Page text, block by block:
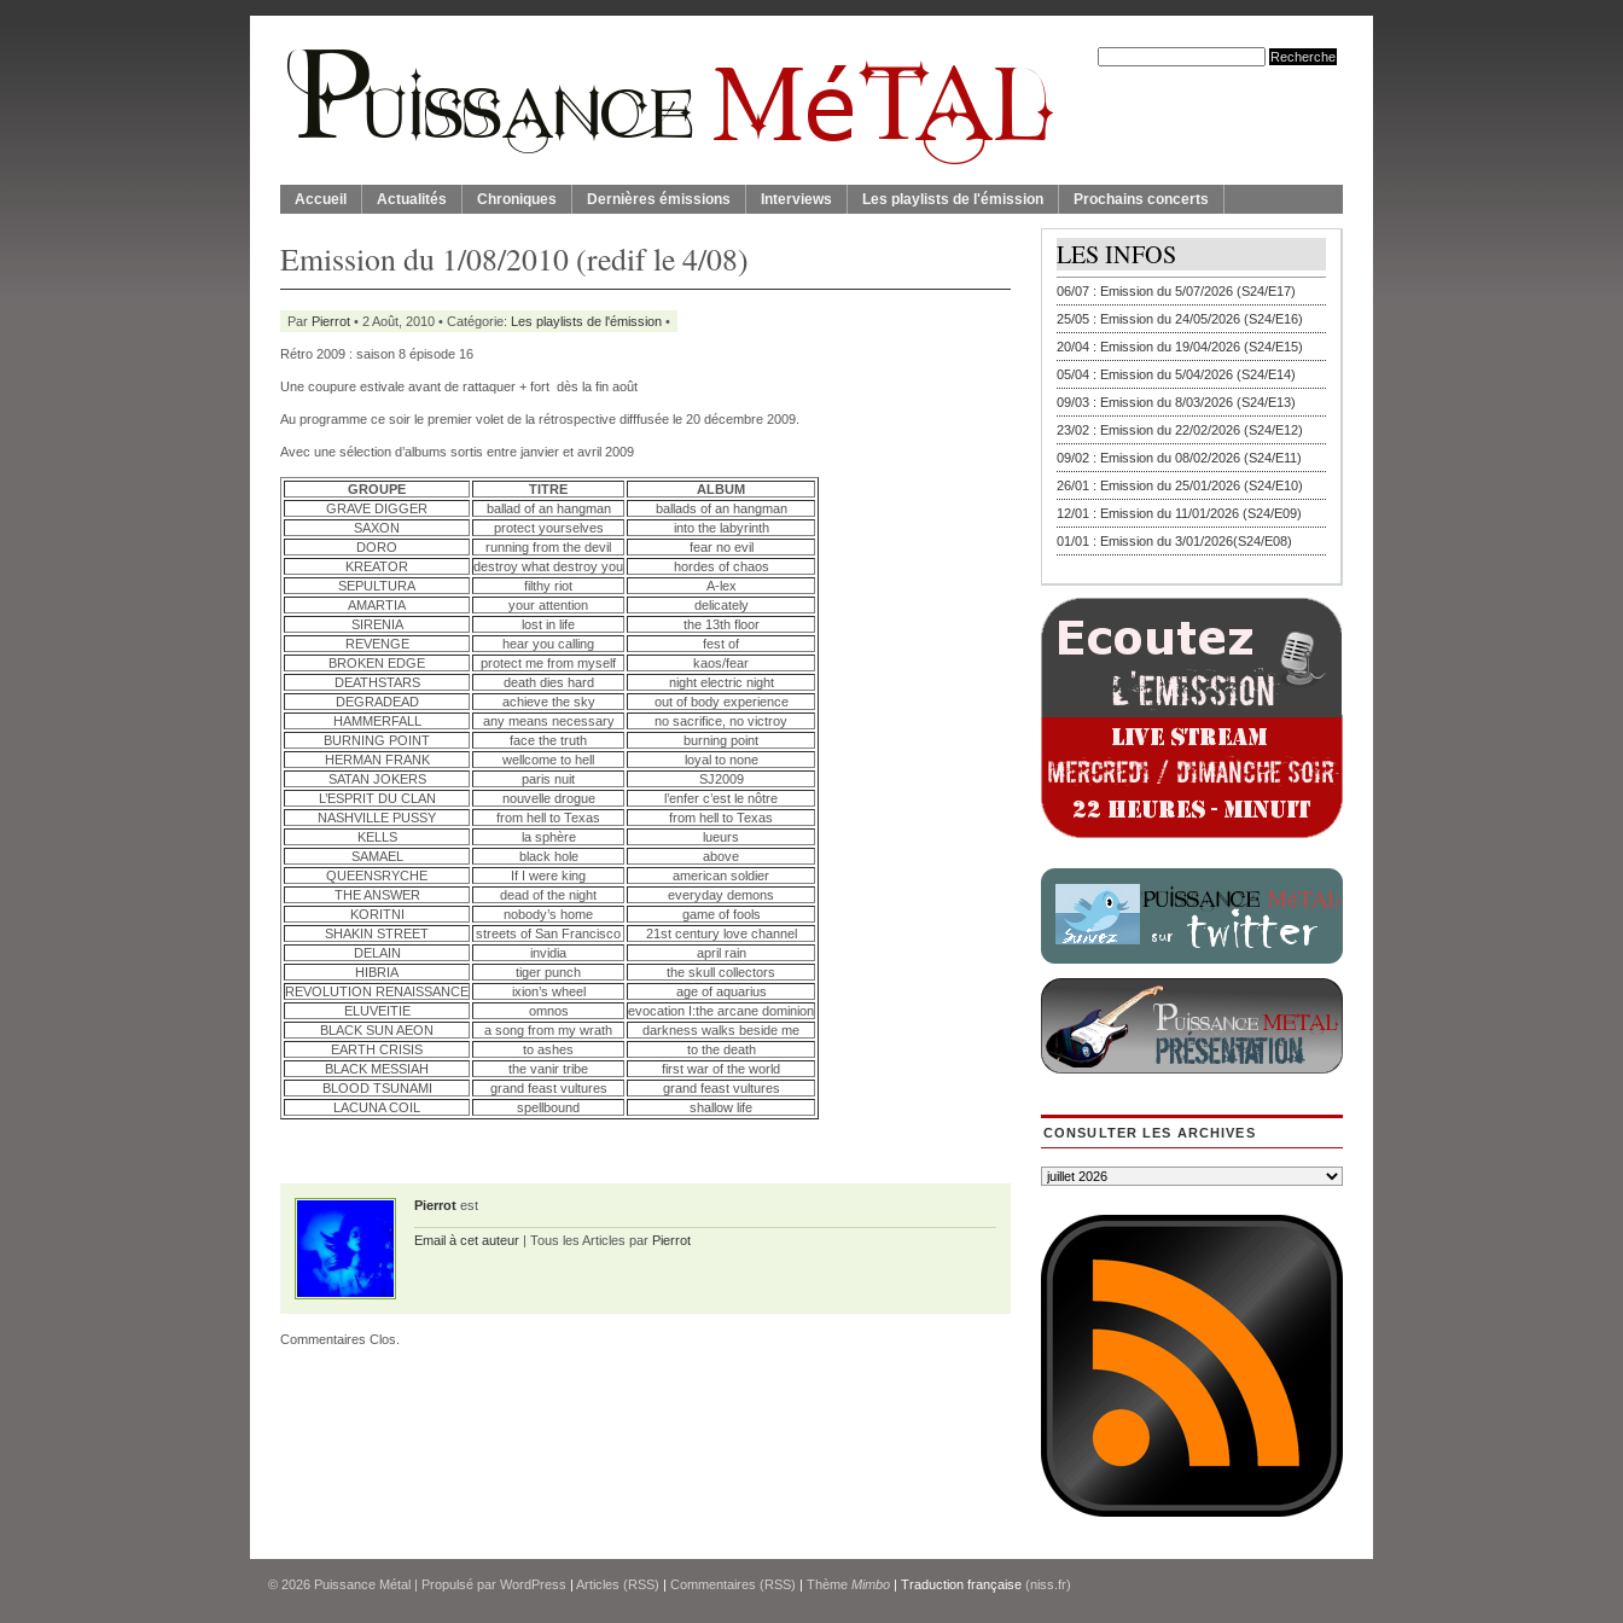
Accueil Actualités Chroniques Dernières émissions Interviews Les playlists de l'émission Prochains concerts
Emission du 1/08/2010 (redif le 4/08)
Par Pierrot • 2 Août, 2010 • Catégorie: Les playlists de l'émission •
Rétro 2009 : saison 8 épisode 16
Une coupure estivale avant de rattaquer + fort dès la fin août
Au programme ce soir le premier volet de la rétrospective difffusée le 20 décembre 2009.
Avec une sélection d’albums sortis entre janvier et avril 2009
GROUPE TITRE
ALBUM
GRAVE DIGGER
ballad of an hangman
ballads of an hangman
SAXON
protect yourselves
into the labyrinth
DORO
running from the devil
fear no evil
KREATOR
destroy what destroy you
hordes of chaos
SEPULTURA
filthy riot
A-lex
AMARTIA
your attention
delicately
SIRENIA
lost in life
the 13th floor
REVENGE
hear you calling
fest of
BROKEN EDGE
protect me from myself
kaos/fear
DEATHSTARS
death dies hard
night electric night
DEGRADEAD
achieve the sky
out of body experience
HAMMERFALL
any means necessary
no sacrifice, no victroy
BURNING POINT
face the truth
burning point
HERMAN FRANK
wellcome to hell
loyal to none
SATAN JOKERS
paris nuit
SJ2009
L’ESPRIT DU CLAN
nouvelle drogue
l’enfer c’est le nôtre
NASHVILLE PUSSY
from hell to Texas
from hell to Texas
KELLS
la sphère
lueurs
SAMAEL
black hole
above
QUEENSRYCHE
If I were king
american soldier
THE ANSWER
dead of the night
everyday demons
KORITNI
nobody’s home
game of fools
SHAKIN STREET
streets of San Francisco
21st century love channel
DELAIN
invidia
april rain
HIBRIA
tiger punch
the skull collectors
REVOLUTION RENAISSANCE
ixion’s wheel
age of aquarius
ELUVEITIE
omnos
evocation I:the arcane dominion
BLACK SUN AEON
a song from my wrath
darkness walks beside me
EARTH CRISIS
to ashes
to the death
BLACK MESSIAH
the vanir tribe
first war of the world
BLOOD TSUNAMI
grand feast vultures
grand feast vultures
LACUNA COIL
spellbound shallow life
Pierrot est
Email à cet auteur | Tous les Articles par Pierrot
Commentaires Clos.
LES INFOS
06/07 : Emission du 5/07/2026 (S24/E17)
25/05 : Emission du 24/05/2026 (S24/E16)
20/04 : Emission du 19/04/2026 (S24/E15)
05/04 : Emission du 5/04/2026 (S24/E14)
09/03 : Emission du 8/03/2026 (S24/E13)
23/02 : Emission du 22/02/2026 (S24/E12)
09/02 : Emission du 08/02/2026 (S24/E11)
26/01 : Emission du 25/01/2026 (S24/E10)
12/01 : Emission du 11/01/2026 (S24/E09)
01/01 : Emission du 3/01/2026(S24/E08)
CONSULTER LES ARCHIVES
© 2026 Puissance Métal | Propulsé par WordPress | Articles (RSS) | Commentaires (RSS) | Thème Mimbo | Traduction française (niss.fr)